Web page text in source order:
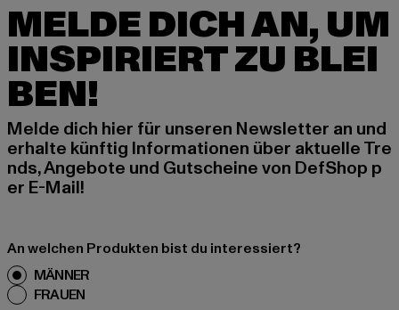
MELDE DICH AN, UM
INSPIRIERT ZU BLEI
BEN!
Melde dich hier für unseren Newsletter an und
erhalte künftig Informationen über aktuelle Tre
nds, Angebote und Gutscheine von DefShop p
er E-Mail!
An welchen Produkten bist du interessiert?
MÄNNER
FRAUEN